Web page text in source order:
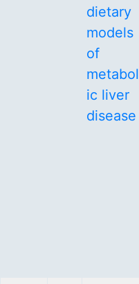
dietary
models
of
metabol
ic liver
disease